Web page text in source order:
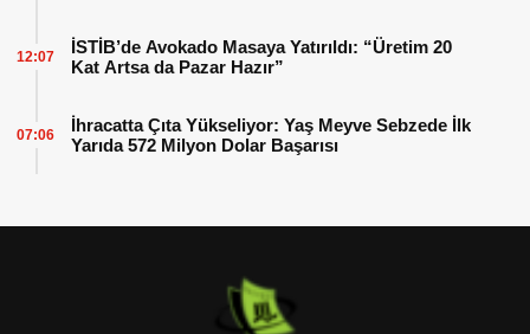
İSTİB’de Avokado Masaya Yatırıldı: “Üretim 20
Kat Artsa da Pazar Hazır”
12:07
İhracatta Çıta Yükseliyor: Yaş Meyve Sebzede İlk
Yarıda 572 Milyon Dolar Başarısı
07:06